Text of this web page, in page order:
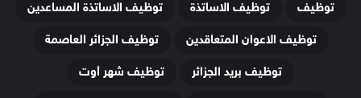
توظيف
توظيف الاساتذة
توظيف الاساتذة المساعدين
توظيف الاعوان المتعاقدين
توظيف الجزائر العاصمة
توظيف بريد الجزائر
توظيف شهر أوت